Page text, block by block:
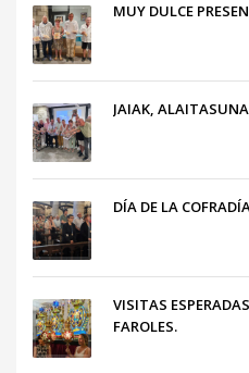
MUY DULCE
JAIAK,
DÍA DE LA
VISITAS
FAROLES.